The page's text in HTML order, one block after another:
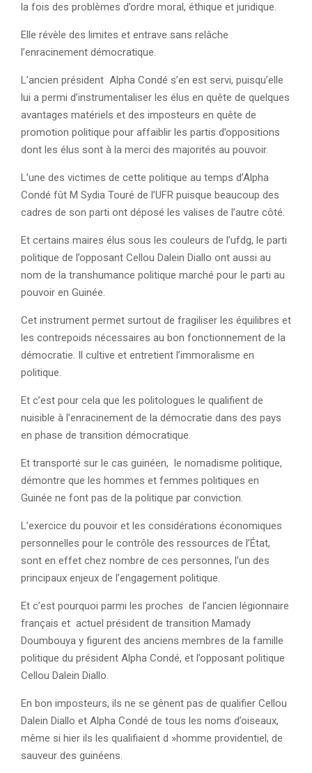
la fois des problèmes d’ordre moral, éthique et juridique.
Elle révèle des limites et entrave sans relâche
l’enracinement démocratique.
L’ancien président Alpha Condé s’en est servi, puisqu’elle
lui a permi d’instrumentaliser les élus en quête de quelques
avantages matériels et des imposteurs en quête de
promotion politique pour affaiblir les partis d’oppositions
dont les élus sont à la merci des majorités au pouvoir.
L’une des victimes de cette politique au temps d’Alpha
Condé fût M Sydia Touré de l’UFR puisque beaucoup des
cadres de son parti ont déposé les valises de l’autre côté.
Et certains maires élus sous les couleurs de l’ufdg, le parti
politique de l’opposant Cellou Dalein Diallo ont aussi au
nom de la transhumance politique marché pour le parti au
pouvoir en Guinée.
Cet instrument permet surtout de fragiliser les équilibres et
les contrepoids nécessaires au bon fonctionnement de la
démocratie. Il cultive et entretient l’immoralisme en
politique.
Et c’est pour cela que les politologues le qualifient de
nuisible à l’enracinement de la démocratie dans des pays
en phase de transition démocratique.
Et transporté sur le cas guinéen, le nomadisme politique,
démontre que les hommes et femmes politiques en
Guinée ne font pas de la politique par conviction.
L’exercice du pouvoir et les considérations économiques
personnelles pour le contrôle des ressources de l’État,
sont en effet chez nombre de ces personnes, l’un des
principaux enjeux de l’engagement politique.
Et c’est pourquoi parmi les proches de l’ancien légionnaire
français et actuel président de transition Mamady
Doumbouya y figurent des anciens membres de la famille
politique du président Alpha Condé, et l’opposant politique
Cellou Dalein Diallo.
En bon imposteurs, ils ne se gênent pas de qualifier Cellou
Dalein Diallo et Alpha Condé de tous les noms d’oiseaux,
même si hier ils les qualifiaient d »homme providentiel, de
sauveur des guinéens.